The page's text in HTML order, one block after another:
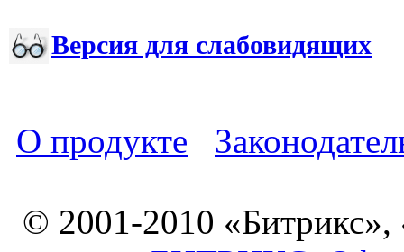
Версия для слабовидящих
О продукте
© 2001-2010 «Битрикс»,